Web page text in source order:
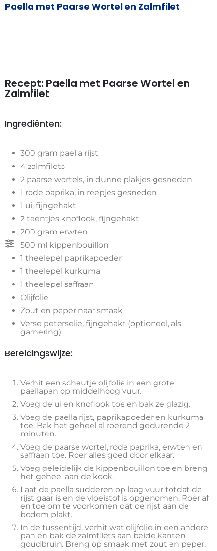
Paella met Paarse Wortel en Zalmfilet
Recept: Paella met Paarse Wortel en
Zalmfilet
Ingrediënten:
300 gram paella rijst
4 zalmfilets
2 paarse wortels, in dunne plakjes gesneden
1 rode paprika, in reepjes gesneden
1 ui, fijngehakt
2 teentjes knoflook, fijngehakt
200 gram erwten
500 ml kippenbouillon
1 theelepel paprikapoeder
1 theelepel kurkuma
1 theelepel saffraan
Olijfolie
Zout en peper naar smaak
Verse peterselie, fijngehakt (optioneel, als
garnering)
Bereidingswijze:
Verhit een scheutje olijfolie in een grote
paellapan op middelhoog vuur.
Voeg de ui en knoflook toe en bak ze glazig.
Voeg de paella rijst, paprikapoeder en kurkuma
toe. Bak het geheel al roerend gedurende 2
minuten.
Voeg de paarse wortel, rode paprika, erwten en
saffraan toe. Roer alles goed door elkaar.
Voeg geleidelijk de kippenbouillon toe en breng
het geheel aan de kook.
Laat de paella sudderen op laag vuur totdat de
rijst gaar is en de vloeistof is opgenomen. Roer af
en toe om te voorkomen dat de rijst aan de
bodem plakt.
In de tussentijd, verhit wat olijfolie in een andere
pan en bak de zalmfilets aan beide kanten
goudbruin. Breng op smaak met zout en peper.